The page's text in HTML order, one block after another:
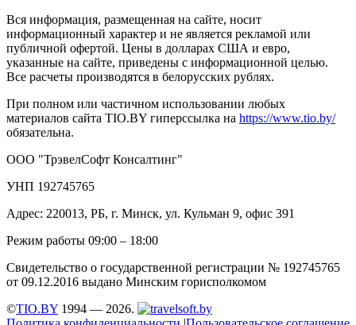
Вся информация, размещенная на сайте, носит
информационный характер и не является рекламой или
публичной офертой. Цены в долларах США и евро,
указанные на сайте, приведены с информационной целью.
Все расчеты производятся в белорусских рублях.
При полном или частичном использовании любых
материалов сайта TIO.BY гиперссылка на https://www.tio.by/
обязательна.
ООО "ТрэвелСофт Консалтинг"
УНП 192745765
Адрес: 220013, РБ, г. Минск, ул. Кульман 9, офис 391
Режим работы 09:00 – 18:00
Свидетельство о государственной регистрации № 192745765
от 09.12.2016 выдано Минским горисполкомом
©TIO.BY 1994 — 2026.